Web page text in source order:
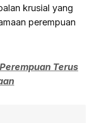
krusial yang
perempuan
Terus